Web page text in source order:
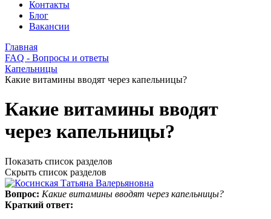
Контакты
Блог
Вакансии
Главная
FAQ - Вопросы и ответы
Капельницы
Какие витамины вводят через капельницы?
Какие витамины вводят
через капельницы?
Показать список разделов
Скрыть список разделов
Вопрос: Какие витамины вводят через капельницы?
Краткий ответ: